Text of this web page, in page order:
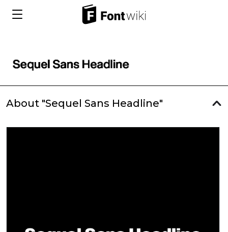
About "Sequel Sans Headline"